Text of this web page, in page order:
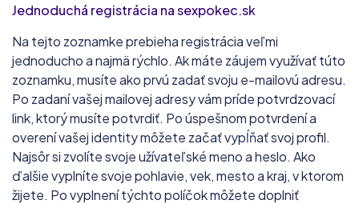
Jednoduchá registrácia na sexpokec.sk
Na tejto zoznamke prebieha registrácia veľmi
jednoducho a najmä rýchlo. Ak máte záujem využívať túto
zoznamku, musíte ako prvú zadať svoju e-mailovú adresu.
Po zadaní vašej mailovej adresy vám príde potvrdzovací
link, ktorý musíte potvrdiť. Po úspešnom potvrdení a
overení vašej identity môžete začať vypĺňať svoj profil.
Najsôr si zvolíte svoje užívateľské meno a heslo. Ako
ďalšie vyplníte svoje pohlavie, vek, mesto a kraj, v ktorom
žijete. Po vyplnení týchto políčok môžete doplniť